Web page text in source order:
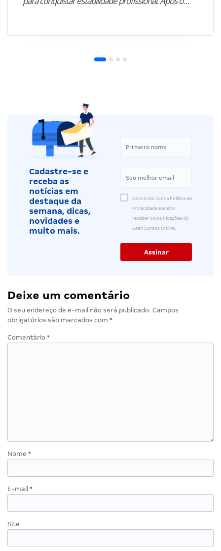
Cadastre-se e
receba as
notícias em
destaque da
semana, dicas,
novidades e
muito mais.
Concordo com a Política de
Privacidade e aceito
receber comunicações do
Gran Cursos Online.
Deixe um comentário
O seu endereço de e-mail não será publicado. Campos
obrigatórios são marcados com *
Comentário *
Nome *
E-mail *
Site